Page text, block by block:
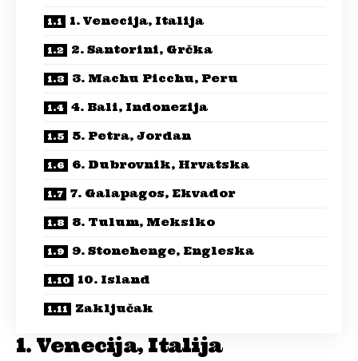
1. Venecija, Italija
2. Santorini, Grčka
3. Machu Picchu, Peru
4. Bali, Indonezija
5. Petra, Jordan
6. Dubrovnik, Hrvatska
7. Galapagos, Ekvador
8. Tulum, Meksiko
9. Stonehenge, Engleska
10. Island
Zaključak
1. Venecija, Italija